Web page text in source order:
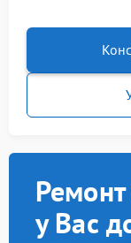
у Вас